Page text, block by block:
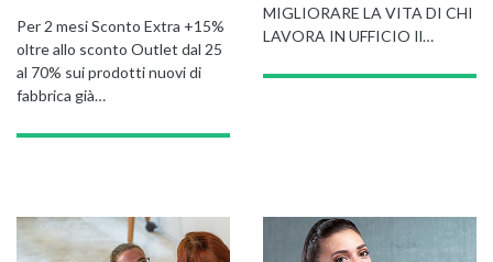
Per 2 mesi Sconto Extra +15%
oltre allo sconto Outlet dal 25
al 70% sui prodotti nuovi di
fabbrica già…
MIGLIORARE LA VITA DI CHI
LAVORA IN UFFICIO Il…